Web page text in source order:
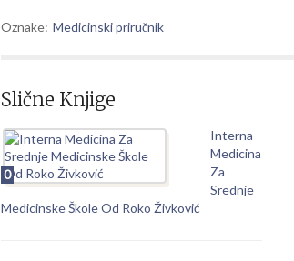
Oznake: Medicinski priručnik
Slične Knjige
0
Interna
Medicina
Za
Srednje
Medicinske Škole Od Roko Živković